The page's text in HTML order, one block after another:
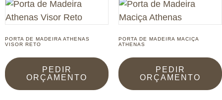
PORTA DE MADEIRA ATHENAS
VISOR RETO
PEDIR
ORÇAMENTO
PORTA DE MADEIRA MACIÇA
ATHENAS
PEDIR
ORÇAMENTO